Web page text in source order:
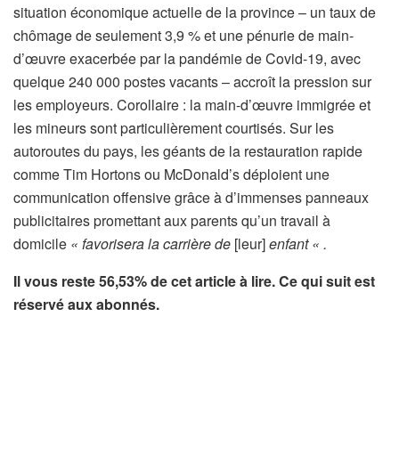
situation économique actuelle de la province – un taux de
chômage de seulement 3,9 % et une pénurie de main-
d’œuvre exacerbée par la pandémie de Covid-19, avec
quelque 240 000 postes vacants – accroît la pression sur
les employeurs. Corollaire : la main-d’œuvre immigrée et
les mineurs sont particulièrement courtisés. Sur les
autoroutes du pays, les géants de la restauration rapide
comme Tim Hortons ou McDonald’s déploient une
communication offensive grâce à d’immenses panneaux
publicitaires promettant aux parents qu’un travail à
domicile « favorisera la carrière de [leur]enfant « .
Il vous reste 56,53% de cet article à lire. Ce qui suit est
réservé aux abonnés.